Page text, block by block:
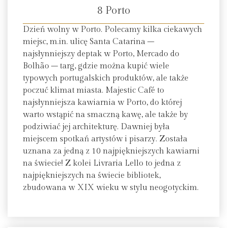
8 Porto
Dzień wolny w Porto. Polecamy kilka ciekawych
miejsc, m.in. ulicę Santa Catarina –
najsłynniejszy deptak w Porto, Mercado do
Bolhão – targ, gdzie można kupić wiele
typowych portugalskich produktów, ale także
poczuć klimat miasta. Majestic Café to
najsłynniejsza kawiarnia w Porto, do której
warto wstąpić na smaczną kawę, ale także by
podziwiać jej architekturę. Dawniej była
miejscem spotkań artystów i pisarzy. Została
uznana za jedną z 10 najpiękniejszych kawiarni
na świecie! Z kolei Livraria Lello to jedna z
najpiękniejszych na świecie bibliotek,
zbudowana w XIX wieku w stylu neogotyckim.